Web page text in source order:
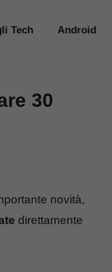
Tech Android
30
novità,
direttamente